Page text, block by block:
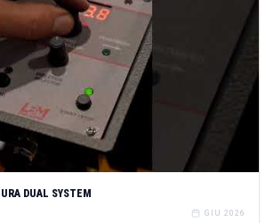
DUAL SYSTEM
GIU 2026